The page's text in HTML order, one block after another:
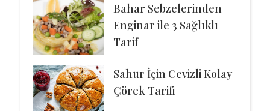
Bahar Sebzelerinden
Enginar ile 3 Sağlıklı
Tarif
Sahur İçin Cevizli Kolay
Çörek Tarifi